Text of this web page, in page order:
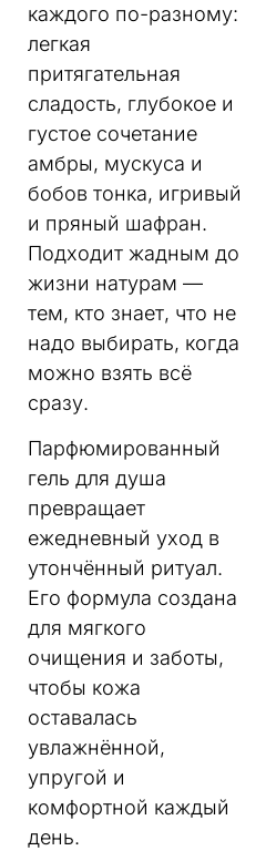
каждого по-разному:
легкая
притягательная
сладость, глубокое и
густое сочетание
амбры, мускуса и
бобов тонка, игривый
и пряный шафран.
Подходит жадным до
жизни натурам —
тем, кто знает, что не
надо выбирать, когда
можно взять всё
сразу.
Парфюмированный
гель для душа
превращает
ежедневный уход в
утончённый ритуал.
Его формула создана
для мягкого
очищения и заботы,
чтобы кожа
оставалась
увлажнённой,
упругой и
комфортной каждый
день.